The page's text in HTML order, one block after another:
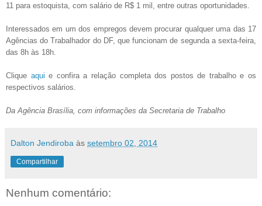
11 para estoquista, com salário de R$ 1 mil, entre outras oportunidades.
Interessados em um dos empregos devem procurar qualquer uma das 17
Agências do Trabalhador do DF, que funcionam de segunda a sexta-feira,
das 8h às 18h.
Clique aqui e confira a relação completa dos postos de trabalho e os
respectivos salários.
Da Agência Brasília, com informações da Secretaria de Trabalho
Dalton Jendiroba às setembro 02, 2014
Compartilhar
Nenhum comentário: